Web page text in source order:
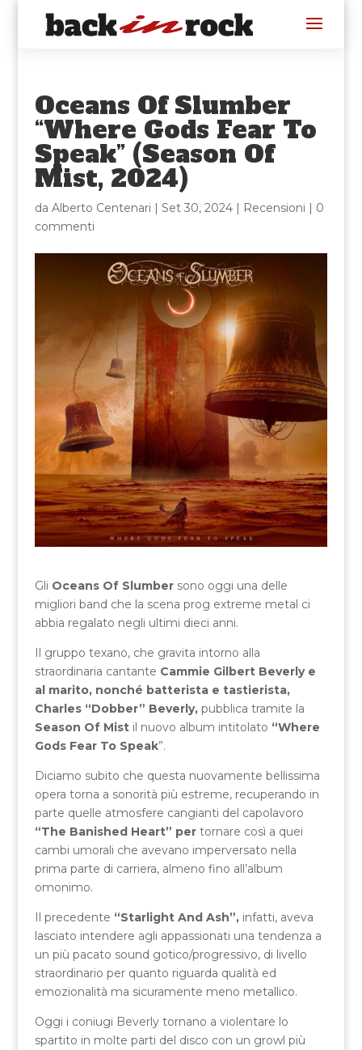
Oceans Of Slumber
“Where Gods Fear To
Speak” (Season Of
Mist, 2024)
da Alberto Centenari | Set 30, 2024| Recensioni | 0
commenti
Gli Oceans Of Slumbersono oggi una delle
migliori band che la scena prog extreme metal ci
abbia regalato negli ultimi dieci anni.
Il gruppo texano, che gravita intorno alla
straordinaria cantante Cammie Gilbert Beverly e
al marito, nonché batterista e tastierista,
Charles “Dobber” Beverly,pubblica tramite la
Season Of Mist il nuovo album intitolato “Where
Gods Fear To Speak”.
Diciamo subito che questa nuovamente bellissima
opera torna a sonorità più estreme, recuperando in
parte quelle atmosfere cangianti del capolavoro
“The Banished Heart” pertornare così a quei
cambi umorali che avevano imperversato nella
prima parte di carriera, almeno fino all’album
omonimo.
Il precedente “Starlight And Ash”,infatti, aveva
lasciato intendere agli appassionati una tendenza a
un più pacato sound gotico/progressivo, di livello
straordinario per quanto riguarda qualità ed
emozionalità ma sicuramente meno metallico.
Oggi i coniugi Beverly tornano a violentare lo
spartito in molte parti del disco con un growl più